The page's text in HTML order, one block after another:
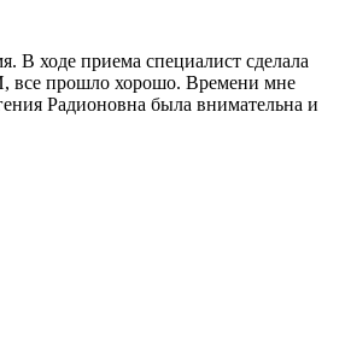
В ходе приема специалист сделала
все прошло хорошо. Времени мне
Радионовна была внимательна и